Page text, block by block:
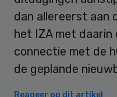
dan allereerst aan
het IZA met daarin
connectie met de
de geplande
Reageer op dit artikel